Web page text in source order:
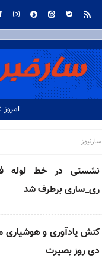
امروز :
سارنیوز
نشستی در خط لوله
ری_ساری برطرف شد
دی روز بصیرت